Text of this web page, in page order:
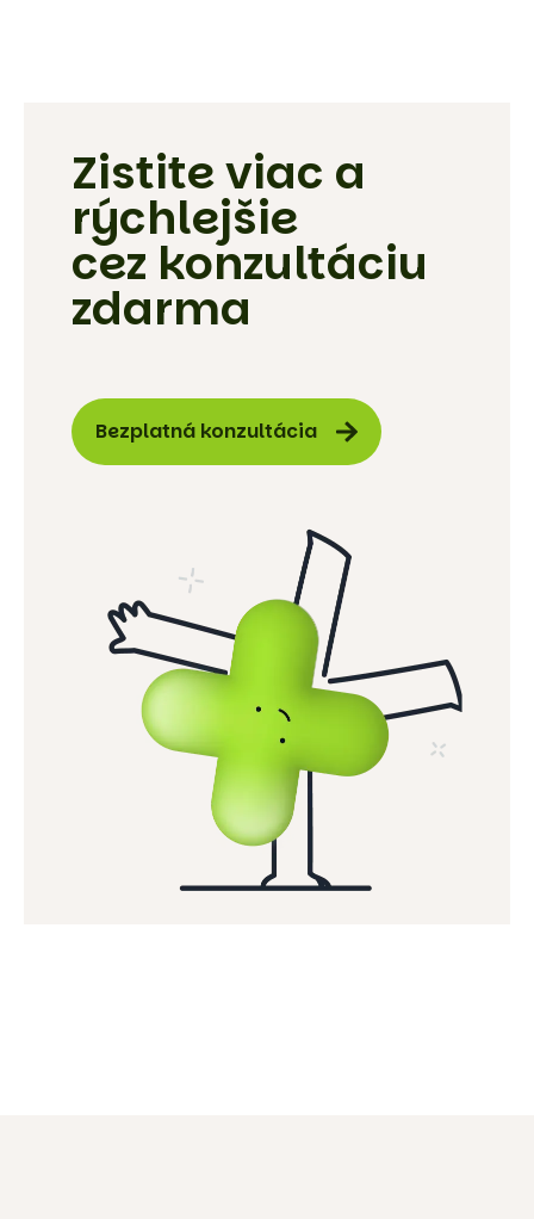
Zistite viac a
rýchlejšie
cez konzultáciu
zdarma
Bezplatná konzultácia